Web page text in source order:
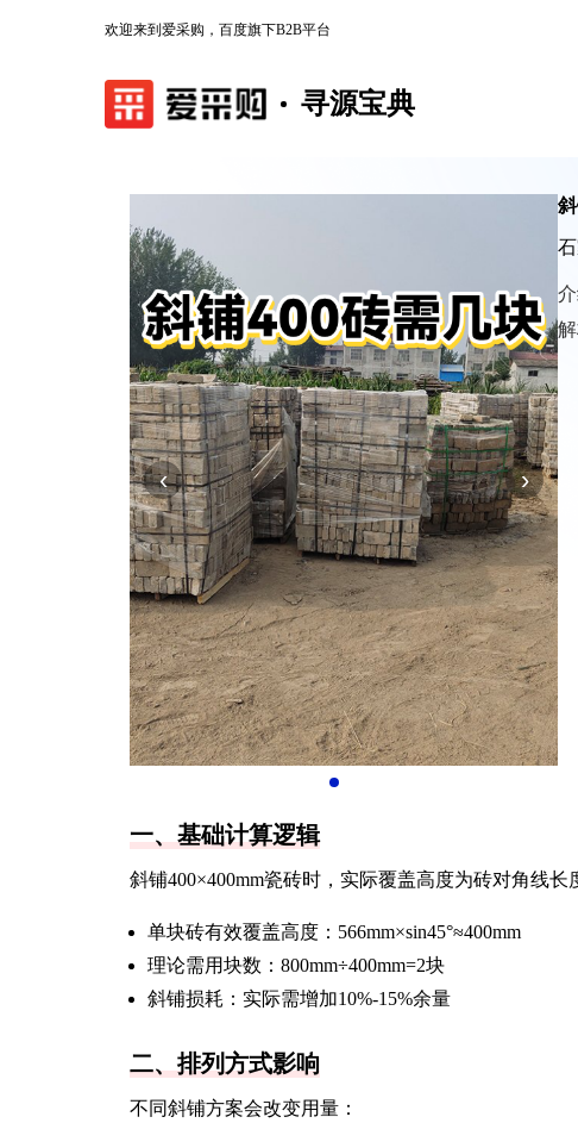
欢迎来到爱采购，百度旗下B2B平台
寻源宝典
‹ ›
介
一、基础计算逻辑
斜铺400×400mm瓷砖时，实际覆盖高度为砖对角线长
单块砖有效覆盖高度：566mm×sin45°≈400mm
理论需用块数：800mm÷400mm=2块
斜铺损耗：实际需增加10%-15%余量
二、排列方式影响
不同斜铺方案会改变用量：